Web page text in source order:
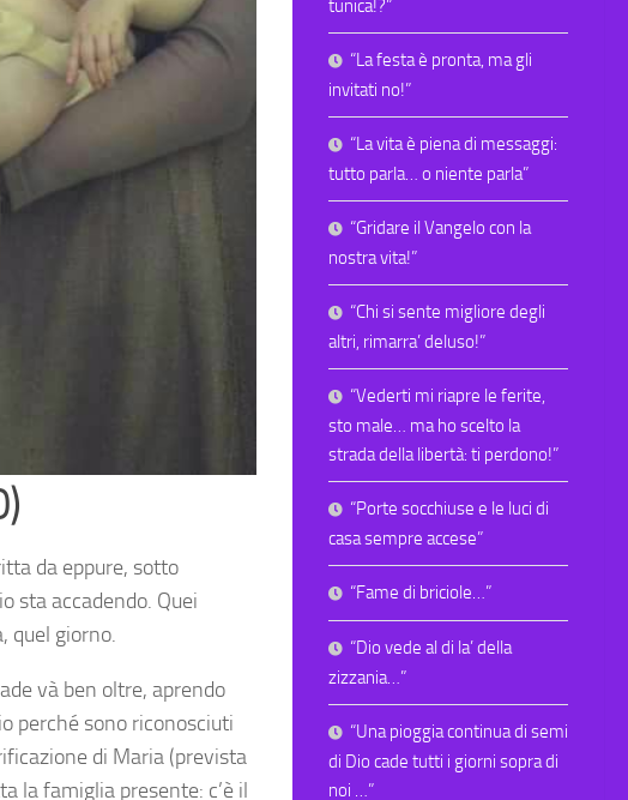
da eppure, sotto
sta accadendo. Quei
quel giorno.
và ben oltre, aprendo
perché sono riconosciuti
di Maria (prevista
la famiglia presente: c’è il
tunica!?”
“La festa è pronta, ma gli
invitati no!”
“La vita è piena di messaggi:
tutto parla… o niente parla”
“Gridare il Vangelo con la
nostra vita!”
“Chi si sente migliore degli
altri, rimarra’ deluso!”
“Vederti mi riapre le ferite,
sto male… ma ho scelto la
strada della libertà: ti perdono!”
“Porte socchiuse e le luci di
casa sempre accese”
“Fame di briciole…”
“Dio vede al di la’ della
zizzania…”
“Una pioggia continua di semi
di Dio cade tutti i giorni sopra di
noi …”